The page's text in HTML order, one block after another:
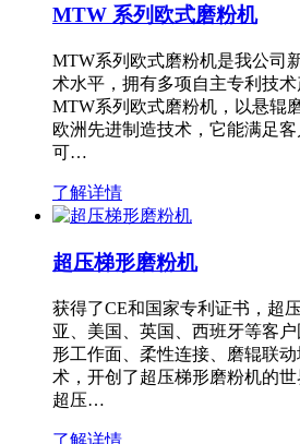
MTW 系列欧式磨粉机
MTW系列欧式磨粉机是我公司
术水平，拥有多项自主专利技
MTW系列欧式磨粉机，以悬辊
欧洲先进制造技术，它能满足
可…
了解详情
超压梯形磨粉机
获得了CE和国家专利证书，超
亚、美国、英国、西班牙等客
形工作面、柔性连接、磨辊联
术，开创了超压梯形磨粉机的
超压…
了解详情